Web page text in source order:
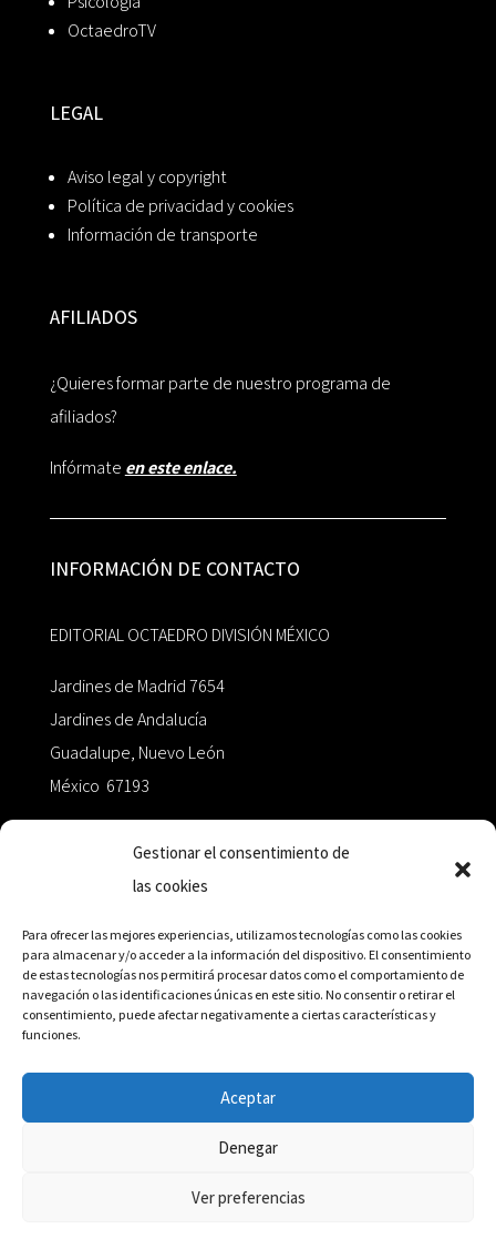
Gestionar el consentimiento de
las cookies
Para ofrecer las mejores experiencias, utilizamos tecnologías como las cookies
para almacenar y/o acceder a la información del dispositivo. El consentimiento
de estas tecnologías nos permitirá procesar datos como el comportamiento de
navegación o las identificaciones únicas en este sitio. No consentir o retirar el
consentimiento, puede afectar negativamente a ciertas características y
funciones.
Aceptar
Denegar
Ver preferencias
OctaedroTV
LEGAL
Aviso legal y copyright
Política de privacidad y cookies
Información de transporte
AFILIADOS
¿Quieres formar parte de nuestro programa de
afiliados?
Infórmate en este enlace.
INFORMACIÓN DE CONTACTO
EDITORIAL OCTAEDRO DIVISIÓN MÉXICO
Jardines de Madrid 7654
Jardines de Andalucía
Guadalupe, Nuevo León
México 67193
+52 811.499.5638
RED DE DISTRIBUCIÓN
Distribuidores en México y Octaedro internacional